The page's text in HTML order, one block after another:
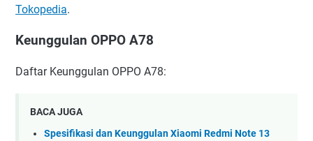
Tokopedia.
Keunggulan OPPO A78
Daftar Keunggulan OPPO A78:
BACA JUGA
Spesifikasi dan Keunggulan Xiaomi Redmi Note 13